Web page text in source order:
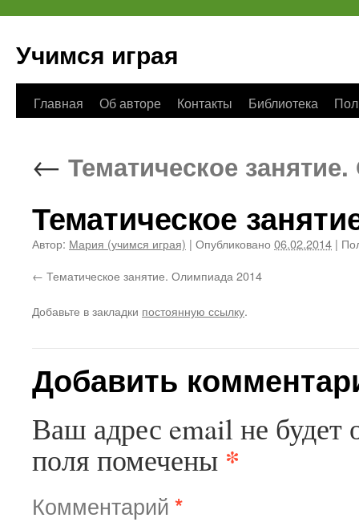
Учимся играя
Перейти
содержимому
Главная Об авторе Контакты Библиотека
← Тематическое
Тематическое
Автор: Мария (учимся играя) | Опубликовано 06.02.2014 |
Тематическое занятие. Олимпиада 2014
Добавьте в закладки постоянную ссылку.
Добавить
Ваш адрес email не будет
поля помечены *
Комментарий *